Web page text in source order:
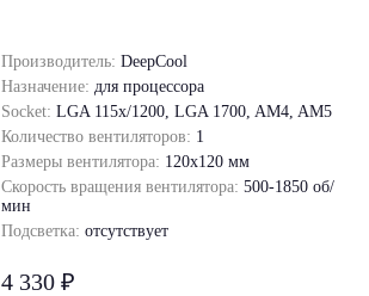
Производитель: DeepCool
Назначение: для процессора
Socket: LGA 115x/1200, LGA 1700, AM4, AM5
Количество вентиляторов: 1
Размеры вентилятора: 120x120 мм
Скорость вращения вентилятора: 500-1850 об/
мин
Подсветка: отсутствует
4 330 ₽